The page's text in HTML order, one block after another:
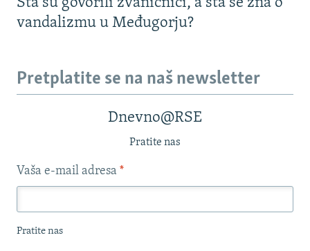
Šta su govorili zvaničnici, a šta se zna o
vandalizmu u Međugorju?
Pretplatite se na naš newsletter
Dnevno@RSE
Pratite nas
Vaša e-mail adresa *
Pratite nas